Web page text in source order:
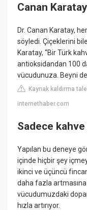
Canan
Dr. Canan Karatay,
söyledi. Çiçeklerini
Karatay, “Bir Türk
antioksidandan 100
vücudunuza. Beyni
Kaynak kaldırma
internethaber.com
Sadece
Yapılan bu deneye
içinde hiçbir şey
ikinci ve üçüncü
daha fazla
vücudumuzdaki
hızla artırıyor.